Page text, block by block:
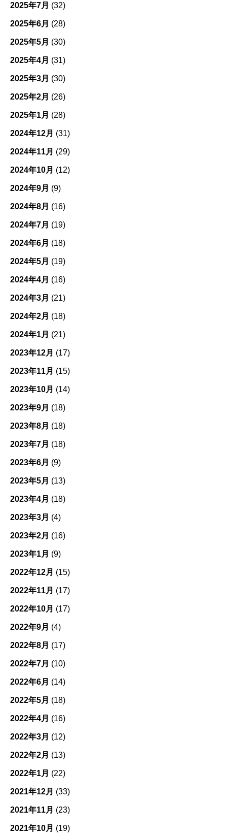
2025年7月 (32)
2025年6月 (28)
2025年5月 (30)
2025年4月 (31)
2025年3月 (30)
2025年2月 (26)
2025年1月 (28)
2024年12月 (31)
2024年11月 (29)
2024年10月 (12)
2024年9月 (9)
2024年8月 (16)
2024年7月 (19)
2024年6月 (18)
2024年5月 (19)
2024年4月 (16)
2024年3月 (21)
2024年2月 (18)
2024年1月 (21)
2023年12月 (17)
2023年11月 (15)
2023年10月 (14)
2023年9月 (18)
2023年8月 (18)
2023年7月 (18)
2023年6月 (9)
2023年5月 (13)
2023年4月 (18)
2023年3月 (4)
2023年2月 (16)
2023年1月 (9)
2022年12月 (15)
2022年11月 (17)
2022年10月 (17)
2022年9月 (4)
2022年8月 (17)
2022年7月 (10)
2022年6月 (14)
2022年5月 (18)
2022年4月 (16)
2022年3月 (12)
2022年2月 (13)
2022年1月 (22)
2021年12月 (33)
2021年11月 (23)
2021年10月 (19)